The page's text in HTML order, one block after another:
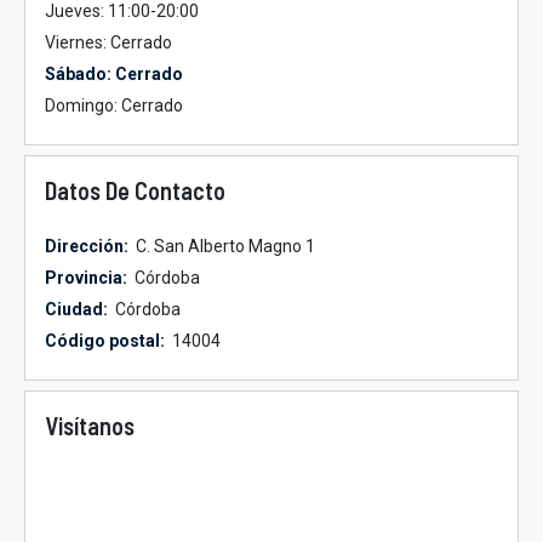
Jueves: 11:00-20:00
Viernes: Cerrado
Sábado: Cerrado
Domingo: Cerrado
Datos De Contacto
Dirección: C. San Alberto Magno 1
Provincia: Córdoba
Ciudad: Córdoba
Código postal: 14004
Visítanos